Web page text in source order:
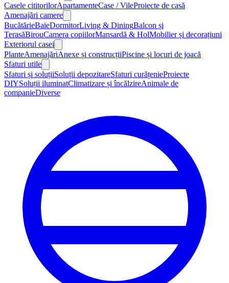
Casele cititorilorApartamenteCase / VileProiecte de casă
Amenajări camere
BucătărieBaieDormitorLiving & DiningBalcon și
TerasăBirouCamera copiilorMansardă & HolMobilier și decorațiuni
Exteriorul casei
PlanteAmenajăriAnexe și construcțiiPiscine și locuri de joacă
Sfaturi utile
Sfaturi și soluțiiSoluții depozitareSfaturi curățenieProiecte
DIYSoluții iluminatClimatizare și încălzireAnimale de
companieDiverse